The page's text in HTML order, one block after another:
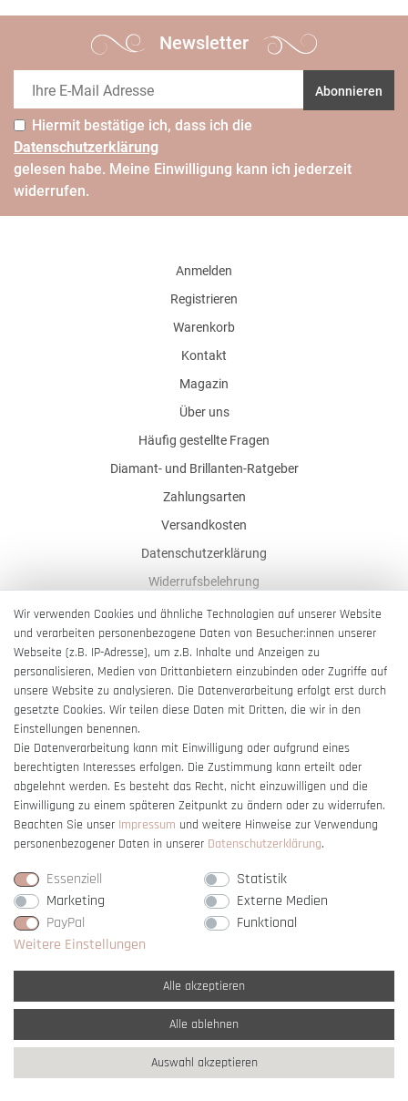
Newsletter
Abonnieren
Hiermit bestätige ich, dass ich die
Daten­schutz­erklärung
gelesen habe. Meine Einwilligung kann ich jederzeit
widerrufen.
Anmelden
Registrieren
Warenkorb
Kontakt
Magazin
Über uns
Häufig gestellte Fragen
Diamant- und Brillanten-Ratgeber
Zahlungsarten
Versandkosten
Datenschutzerklärung
Widerrufsbelehrung
AGB
Impressum
Barrierefreiheitserklärung
Vertrag widerrufen
* Alle Preise verstehen sich inkl. gesetzl. MwSt. undzzgl. Versandkosten
** Nur innerhalb Deutschlands© copyright 2007-2026 Schmuck Krone / Alle
Rechte vorbehalten / powered bycreateyourtemplate
Wir verwenden Cookies und ähnliche Technologien auf unserer Website
und verarbeiten personenbezogene Daten von Besucher:innen unserer
Webseite (z.B. IP-Adresse), um z.B. Inhalte und Anzeigen zu
personalisieren, Medien von Drittanbietern einzubinden oder Zugriffe auf
unsere Website zu analysieren. Die Datenverarbeitung erfolgt erst durch
gesetzte Cookies. Wir teilen diese Daten mit Dritten, die wir in den
Einstellungen benennen.
Die Datenverarbeitung kann mit Einwilligung oder aufgrund eines
berechtigten Interesses erfolgen. Die Zustimmung kann erteilt oder
abgelehnt werden. Es besteht das Recht, nicht einzuwilligen und die
Einwilligung zu einem späteren Zeitpunkt zu ändern oder zu widerrufen.
Beachten Sie unser Impressum und weitere Hinweise zur Verwendung
personenbezogener Daten in unserer Daten­schutz­erklärung.
Essenziell
Statistik
Marketing
Externe Medien
PayPal
Funktional
Weitere Einstellungen
Alle akzeptieren
Alle ablehnen
Auswahl akzeptieren